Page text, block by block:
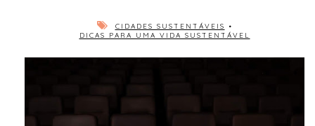
CIDADES SUSTENTÁVEIS
•
DICAS PARA UMA VIDA SUSTENTÁVEL